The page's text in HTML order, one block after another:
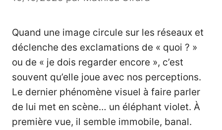
Quand une image circule sur les réseaux et
déclenche des exclamations de « quoi ? »
ou de « je dois regarder encore », c’est
souvent qu’elle joue avec nos perceptions.
Le dernier phénomène visuel à faire parler
de lui met en scène… un éléphant violet. À
première vue, il semble immobile, banal.